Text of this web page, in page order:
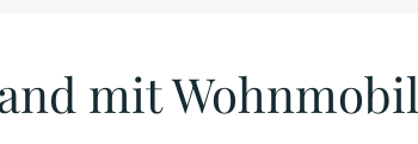
mit Wohnmobil